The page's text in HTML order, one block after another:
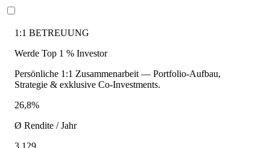
1:1 BETREUUNG
Werde Top 1 % Investor
Persönliche 1:1 Zusammenarbeit — Portfolio-Aufbau,
Strategie & exklusive Co-Investments.
26,8%
Ø Rendite / Jahr
3.129